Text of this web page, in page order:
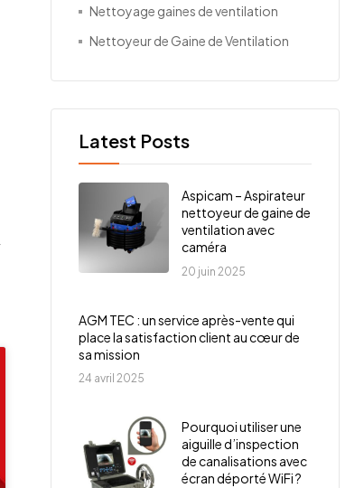
Nettoyage gaines de ventilation
Nettoyeur de Gaine de Ventilation
Latest Posts
Aspicam – Aspirateur
nettoyeur de gaine de
ventilation avec
caméra
20 juin 2025
AGM TEC : un service après-vente qui
place la satisfaction client au cœur de
sa mission
24 avril 2025
Pourquoi utiliser une
aiguille d’inspection
de canalisations avec
écran déporté WiFi ?